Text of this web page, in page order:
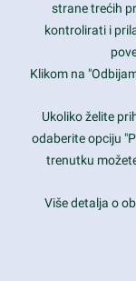
1600 Amphitheatre
Daily: 9:00 am - 6:00
Sunday: Closed
Copyright 2017
strane trećih
kontrolirati i
Klikom na
Ukoliko želite
odaberite opciju
trenutku
Više detalja o